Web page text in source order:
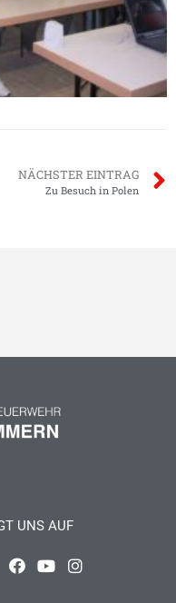
NÄCHSTER EINTRAG
Zu Besuch in Polen
UNS AUF